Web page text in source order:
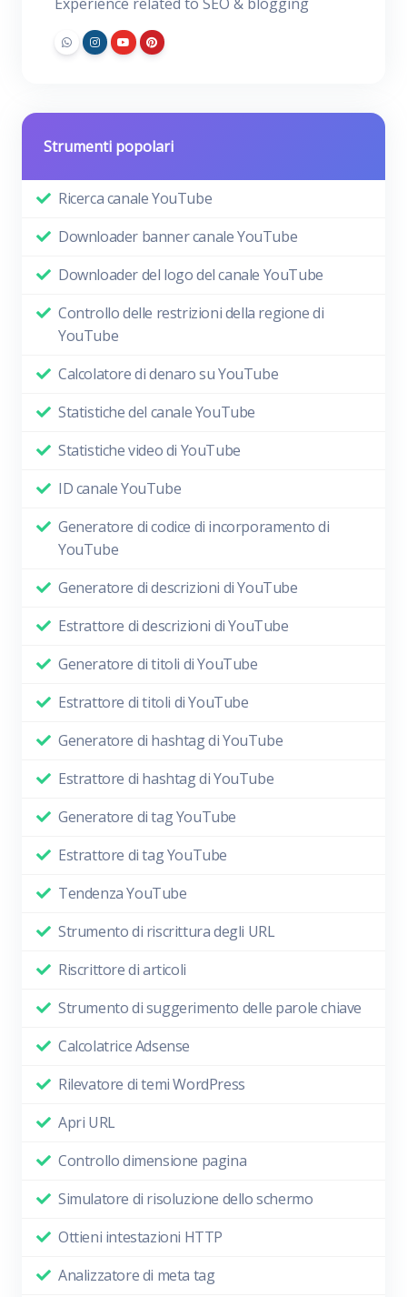
Strumenti popolari
Ricerca canale YouTube
Downloader banner canale YouTube
Downloader del logo del canale YouTube
Controllo delle restrizioni della regione di
YouTube
Calcolatore di denaro su YouTube
Statistiche del canale YouTube
Statistiche video di YouTube
ID canale YouTube
Generatore di codice di incorporamento di
YouTube
Generatore di descrizioni di YouTube
Estrattore di descrizioni di YouTube
Generatore di titoli di YouTube
Estrattore di titoli di YouTube
Generatore di hashtag di YouTube
Estrattore di hashtag di YouTube
Generatore di tag YouTube
Estrattore di tag YouTube
Tendenza YouTube
Strumento di riscrittura degli URL
Riscrittore di articoli
Strumento di suggerimento delle parole chiave
Calcolatrice Adsense
Rilevatore di temi WordPress
Apri URL
Controllo dimensione pagina
Simulatore di risoluzione dello schermo
Ottieni intestazioni HTTP
Analizzatore di meta tag